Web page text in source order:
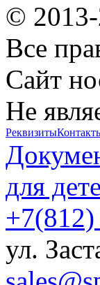
©
Все
Сайт
Не
Реквизиты
для
ул.